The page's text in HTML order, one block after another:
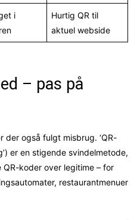
i
Hurtig QR til
aktuel webside
– pas på
der også fulgt misbrug. ‘QR-
er en stigende svindelmetode,
koder over legitime – for
restaurantmenuer